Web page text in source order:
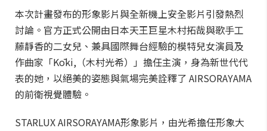
本次計畫發布的形象影片與全新機上安全影片引發熱烈
討論。官方正式公開由日本天王巨星木村拓哉與歌手工
藤靜香的二女兒、兼具國際舞台經驗的模特兒女演員及
作曲家「Kōki,（木村光希）」擔任主演，身為新世代代
表的她，以絕美的姿態與氣場完美詮釋了 AIRSORAYAMA
的前衛視覺體驗。
STARLUX AIRSORAYAMA形象影片，由光希擔任形象大